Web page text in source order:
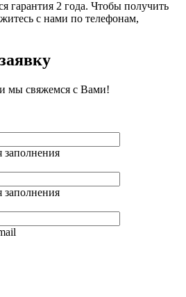
гарантия 2 года. Чтобы получить
с нами по телефонам,
мы свяжемся с Вами!
заполнения
заполнения